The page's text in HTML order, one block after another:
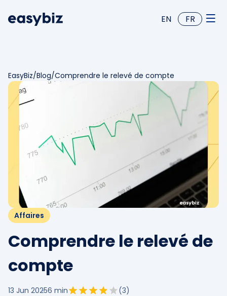
EN FR
EasyBiz/Blog/Comprendre le relevé de compte
Affaires
Comprendre le relevé de
compte
13 Jun 20256 min (3)